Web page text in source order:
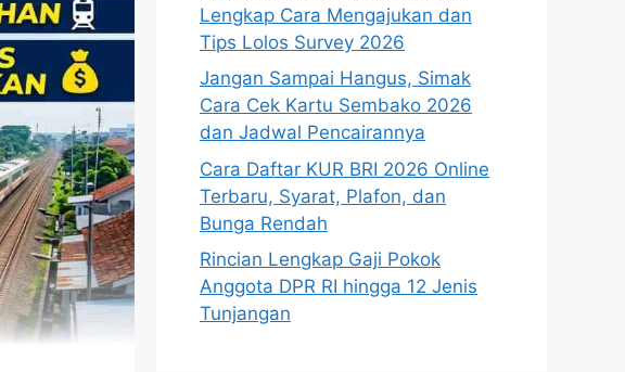
Lengkap Cara Mengajukan dan
Tips Lolos Survey 2026
Jangan Sampai Hangus, Simak
Cara Cek Kartu Sembako 2026
dan Jadwal Pencairannya
Cara Daftar KUR BRI 2026 Online
Terbaru, Syarat, Plafon, dan
Bunga Rendah
Rincian Lengkap Gaji Pokok
Anggota DPR RI hingga 12 Jenis
Tunjangan